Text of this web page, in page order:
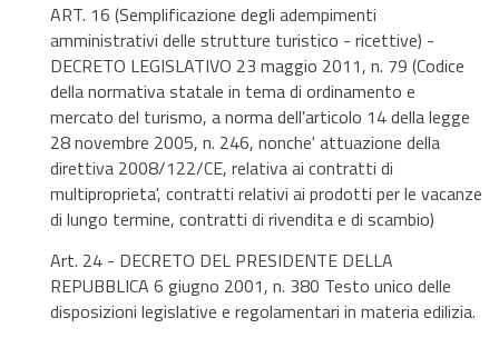
ART. 16 (Semplificazione degli adempimenti
amministrativi delle strutture turistico - ricettive) -
DECRETO LEGISLATIVO 23 maggio 2011, n. 79 (Codice
della normativa statale in tema di ordinamento e
mercato del turismo, a norma dell'articolo 14 della legge
28 novembre 2005, n. 246, nonche' attuazione della
direttiva 2008/122/CE, relativa ai contratti di
multiproprieta', contratti relativi ai prodotti per le vacanze
di lungo termine, contratti di rivendita e di scambio)
Art. 24 - DECRETO DEL PRESIDENTE DELLA
REPUBBLICA 6 giugno 2001, n. 380 Testo unico delle
disposizioni legislative e regolamentari in materia edilizia.